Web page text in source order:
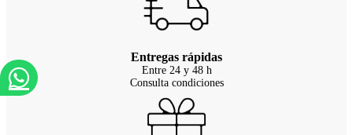
Entregas rápidas
Entre 24 y 48 h
Consulta condiciones